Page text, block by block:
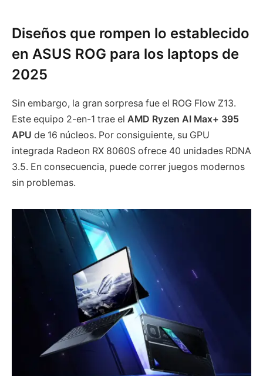
Diseños que rompen lo establecido
en ASUS ROG para los laptops de
2025
Sin embargo, la gran sorpresa fue el ROG Flow Z13.
Este equipo 2-en-1 trae el AMD Ryzen AI Max+ 395
APU de 16 núcleos. Por consiguiente, su GPU
integrada Radeon RX 8060S ofrece 40 unidades RDNA
3.5. En consecuencia, puede correr juegos modernos
sin problemas.